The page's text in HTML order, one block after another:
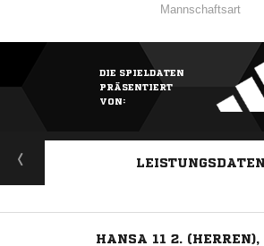
Mannschaftsart
DIE SPIELDATEN
PRÄSENTIERT
VON:
LEISTUNGSDATEN
HANSA 11 2.